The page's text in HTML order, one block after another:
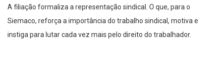
A filiação formaliza a representação sindical. O que, para o
Siemaco, reforça a importância do trabalho sindical, motiva e
instiga para lutar cada vez mais pelo direito do trabalhador.